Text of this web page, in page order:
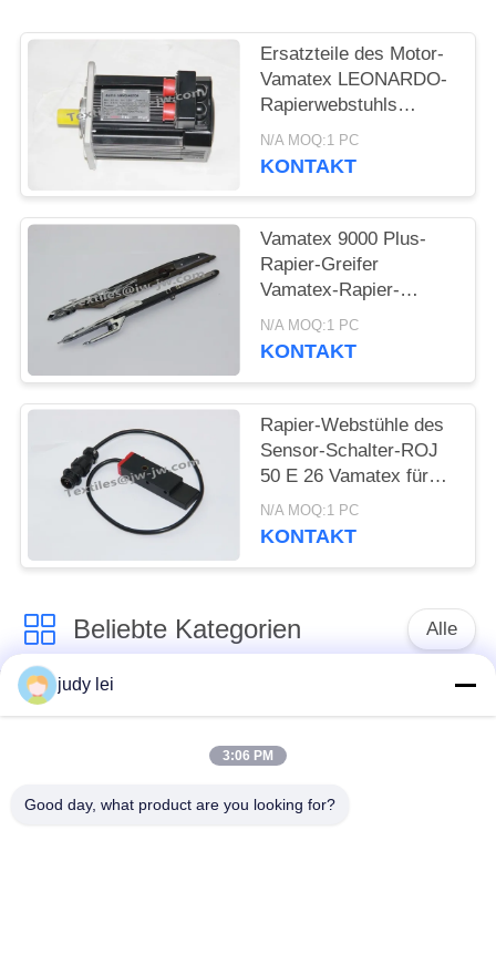
Ersatzteile des Motor-
Vamatex LEONARDO-
Rapierwebstuhls
2692646 8.5KG
N/A MOQ:1 PC
KONTAKT
Vamatex 9000 Plus-
Rapier-Greifer
Vamatex-Rapier-
Webstuhl-Ersatzteile
N/A MOQ:1 PC
KONTAKT
Rapier-Webstühle des
Sensor-Schalter-ROJ
50 E 26 Vamatex für
Teilnummer 862003
N/A MOQ:1 PC
KONTAKT
Beliebte Kategorien Alle
Ersatzteile des
Ersatzteile sulzer
Webstuhls
judy lei
3:06 PM
Good day, what product are you looking for?